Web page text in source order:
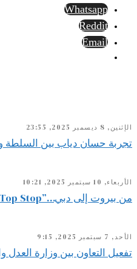
Whatsapp
Reddit
Email
الإثنين, 8 ديسمبر 2025, 23:55
تجربة حسان دياب بين السلطة
الأربعاء, 10 سبتمبر 2025, 10:21
من بيروت إلى دبي…”Top Stop” اللبنانية تقتحم المعارض الدولية
الأحد, 7 سبتمبر 2025, 9:15
تفعيل التعاون بين وزارة العدل